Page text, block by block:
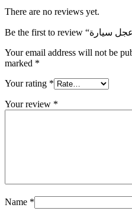
There are no reviews yet.
Your email address will not be
marked *
Your rating *
Your review *
Name *